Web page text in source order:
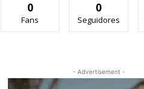
0
Fans
0
Seguidores
- Advertisement -